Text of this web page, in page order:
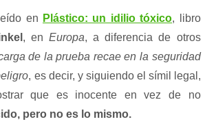
en Plástico: un idilio tóxico, libro
, en Europa, a diferencia de otros
de la prueba recae en la seguridad
, es decir, y siguiendo el símil legal,
que es inocente en vez de no
pero no es lo mismo.